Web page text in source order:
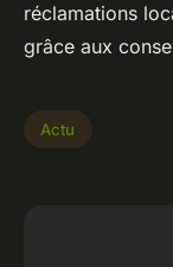
réclamations
grâce aux
Actu